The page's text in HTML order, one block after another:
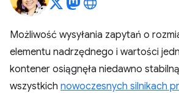
Możliwość wysyłania zapytań o
elementu nadrzędnego i wartości
kontener osiągnęła niedawno
wszystkich nowoczesnych silnikach